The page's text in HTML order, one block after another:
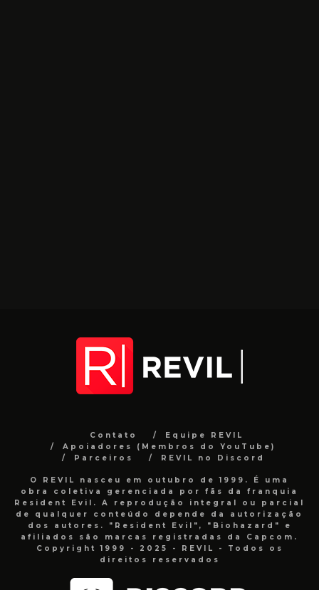
Contato
Equipe REVIL
Apoiadores (Membros do YouTube)
Parceiros
REVIL no Discord
O REVIL nasceu em outubro de 1999. É uma
obra coletiva gerenciada por fãs da franquia
Resident Evil. A reprodução integral ou parcial
de qualquer conteúdo depende da autorização
dos autores. "Resident Evil", "Biohazard" e
afiliados são marcas registradas da Capcom.
Copyright 1999 - 2025 - REVIL - Todos os
direitos reservados